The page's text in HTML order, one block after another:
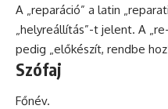
A „reparáció” a latin
„helyreállítás”-t jelent. A
pedig „előkészít, rendbe
Szófaj
Főnév.